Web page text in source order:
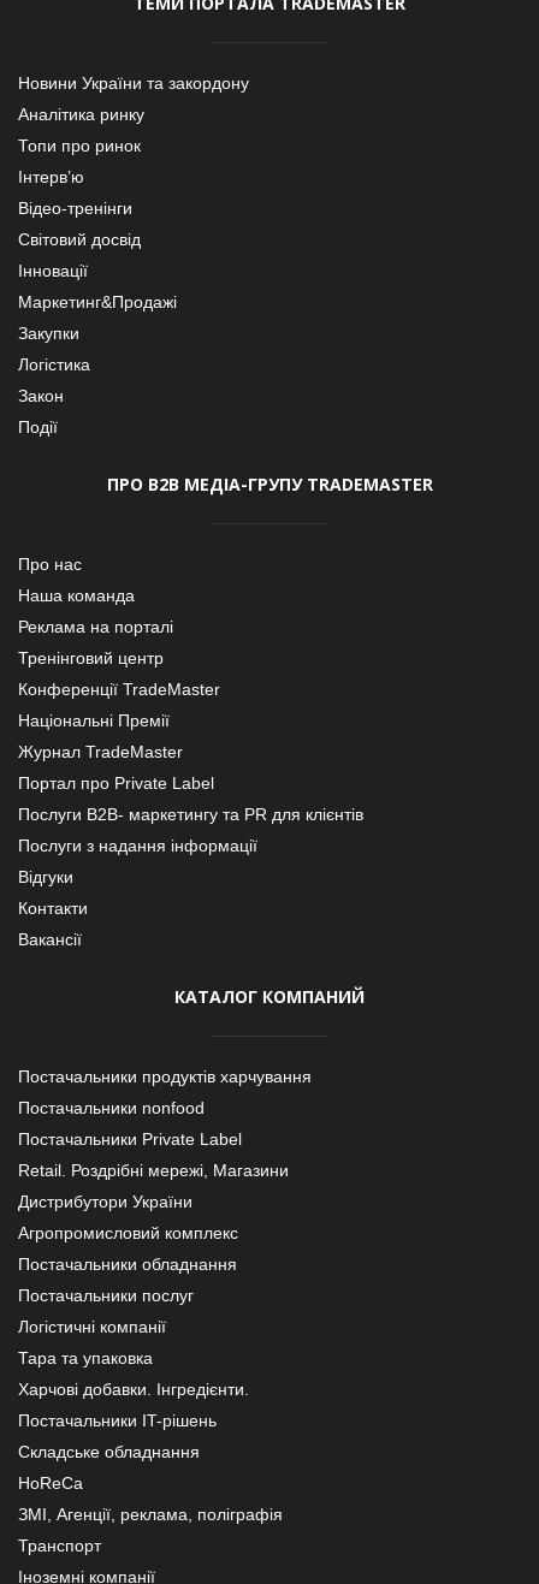
Новини України та закордону
Аналітика ринку
Топи про ринок
Інтерв’ю
Відео-тренінги
Світовий досвід
Інновації
Маркетинг&Продажі
Закупки
Логістика
Закон
Події
ПРО В2В МЕДІА-ГРУПУ TRADEMASTER
Про нас
Наша команда
Реклама на порталі
Тренінговий центр
Конференції TradeMaster
Національні Премії
Журнал TradeMaster
Портал про Private Label
Послуги В2В- маркетингу та PR для клієнтів
Послуги з надання інформації
Відгуки
Контакти
Вакансії
КАТАЛОГ КОМПАНИЙ
Постачальники продуктів харчування
Постачальники nonfood
Постачальники Private Label
Retail. Роздрібні мережі, Магазини
Дистрибутори України
Агропромисловий комплекс
Постачальники обладнання
Постачальники послуг
Логістичні компанії
Тара та упаковка
Харчові добавки. Інгредієнти.
Постачальники IT-рішень
Складське обладнання
HoReCa
ЗМІ, Агенції, реклама, поліграфія
Транспорт
Іноземні компанії